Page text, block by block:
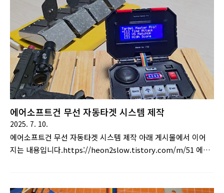
보다, 거치대에 연결해 편하게 볼 수 있는 태블릿 쪽이 훨씬 편했
기 때문입니다. 물론 제가 가진 이북리더기도 거치대에 연결할 수
는 있습니다. 하지만 리모컨을 연결할 수 없는 구형기기이다 보
니 페..
에어소프트건 무선 자동타겟 시스템 제작
2025. 7. 10.
에어소프트건 무선 자동타겟 시스템 제작 아래 게시물에서 이어
지는 내용입니다.https://heon2slow.tistory.com/m/51 에어
다.https://heon2slow.tistory.com/2 에어소프트건(비비탄총)